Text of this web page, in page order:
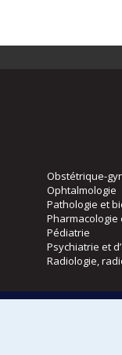
Obstétrique-
Ophtalmologie
Pathologie et
Pharmacologie
Pédiatrie
Psychiatrie et
Radiologie,